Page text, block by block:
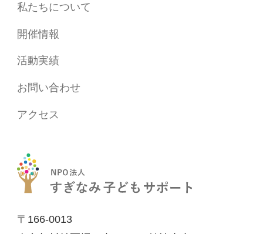
私たちについて
開催情報
活動実績
お問い合わせ
アクセス
〒166-0013